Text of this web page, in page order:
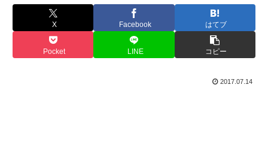
X Facebook はてブ
Pocket LINE コピー
2017.07.14